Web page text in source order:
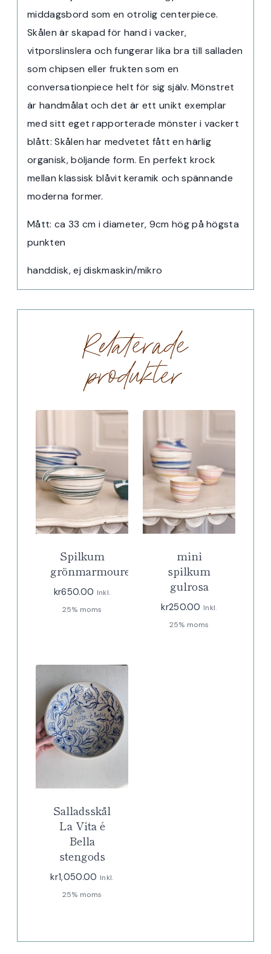
middagsbord som en otrolig centerpiece.
Skålen är skapad för hand i vacker,
vitporslinslera och fungerar lika bra till salladen
som chipsen eller frukten som en
conversationpiece helt för sig själv. Mönstret
är handmålat och det är ett unikt exemplar
med sitt eget rapporterade mönster i vackert
blått: Skålen har medvetet fått en härlig
organisk, böljande form. En perfekt krock
mellan klassisk blåvit keramik och spännande
moderna former.
Mått: ca 33 cm i diameter, 9cm hög på högsta
punkten
handdisk, ej diskmaskin/mikro
Relaterade
produkter
Spilkum
grönmarmourerad
kr650.00 Inkl.
25% moms
mini
spilkum
gulrosa
kr250.00 Inkl.
25% moms
Salladsskål
La Vita é
Bella
stengods
kr1,050.00 Inkl.
25% moms